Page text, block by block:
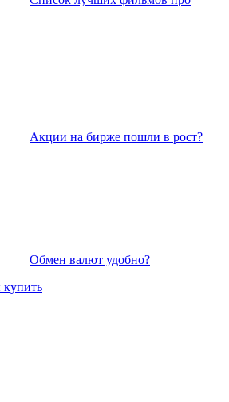
Акции на бирже пошли в рост?
Обмен валют удобно?